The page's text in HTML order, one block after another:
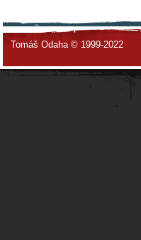
Tomáš Odaha © 1999-2022